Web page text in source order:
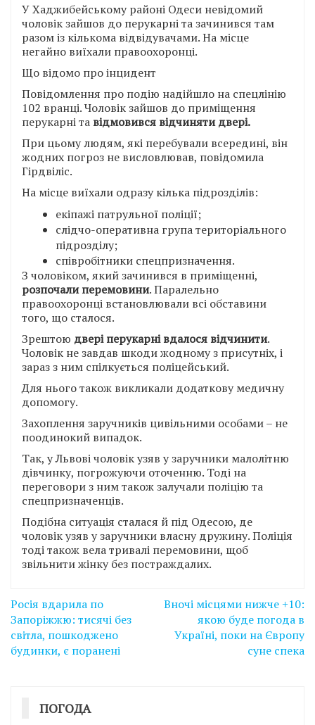
У Хаджибейському районі Одеси невідомий
чоловік зайшов до перукарні та зачинився там
разом із кількома відвідувачами. На місце
негайно виїхали правоохоронці.
Що відомо про інцидент
Повідомлення про подію надійшло на спецлінію
102 вранці. Чоловік зайшов до приміщення
перукарні та відмовився відчиняти двері.
При цьому людям, які перебували всередині, він
жодних погроз не висловлював, повідомила
Гірдвіліс.
На місце виїхали одразу кілька підрозділів:
екіпажі патрульної поліції;
слідчо-оперативна група територіального
підрозділу;
співробітники спецпризначення.
З чоловіком, який зачинився в приміщенні,
розпочали перемовини. Паралельно
правоохоронці встановлювали всі обставини
того, що сталося.
Зрештою двері перукарні вдалося відчинити.
Чоловік не завдав шкоди жодному з присутніх, і
зараз з ним спілкується поліцейський.
Для нього також викликали додаткову медичну
допомогу.
Захоплення заручників цивільними особами – не
поодинокий випадок.
Так, у Львові чоловік узяв у заручники малолітню
дівчинку, погрожуючи оточенню. Тоді на
переговори з ним також залучали поліцію та
спецпризначенців.
Подібна ситуація сталася й під Одесою, де
чоловік узяв у заручники власну дружину. Поліція
тоді також вела тривалі перемовини, щоб
звільнити жінку без постраждалих.
Навігація
записів
Росія вдарила по
Запоріжжю: тисячі без
світла, пошкоджено
будинки, є поранені
Вночі місцями нижче +10:
якою буде погода в
Україні, поки на Європу
суне спека
ПОГОДА